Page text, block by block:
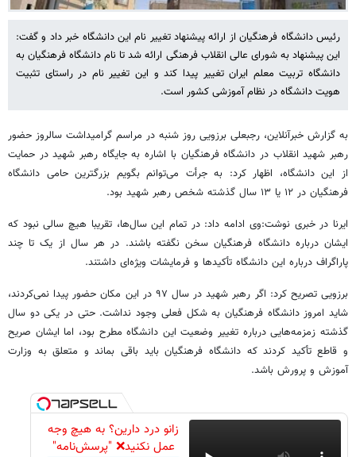
رئیس دانشگاه فرهنگیان از ارائه پیشنهاد تغییر نام این دانشگاه خبر داد و گفت:
این پیشنهاد به شورای عالی انقلاب فرهنگی ارائه شد تا نام دانشگاه فرهنگیان به
دانشگاه تربیت معلم ایران تغییر پیدا کند و این تغییر نام در راستای تثبیت
هویت دانشگاه در نظام آموزشی کشور است.
به گزارش خبرآنلاین، رجبعلی برزویی روز شنبه در مراسم گرامیداشت ‌سالروز حضور
رهبر شهید انقلاب در دانشگاه فرهنگیان با اشاره به جایگاه رهبر شهید در حمایت
از این دانشگاه، اظهار کرد: به جرأت می‌توانم بگویم بزرگترین حامی دانشگاه
فرهنگیان در ۱۲ یا ۱۳ سال گذشته شخص رهبر شهید بود.
ایرنا در خبری نوشت:وی ادامه داد: در تمام این سال‌ها، تقریبا هیچ سالی نبود که
ایشان درباره دانشگاه فرهنگیان سخن نگفته باشند. در هر سال از یک تا چند
پاراگراف درباره این دانشگاه تأکیدها و فرمایشات ویژه‌ای داشتند.
برزویی تصریح کرد: اگر رهبر شهید در سال ۹۷ در این مکان حضور پیدا نمی‌کردند،
شاید امروز دانشگاه فرهنگیان به شکل فعلی وجود نداشت. حتی در یکی دو سال
گذشته زمزمه‌هایی درباره تغییر وضعیت این دانشگاه مطرح بود، اما ایشان صریح
و قاطع تأکید کردند که دانشگاه فرهنگیان باید باقی بماند و متعلق به وزارت
آموزش و پرورش باشد.
زانو درد دارین؟ به هیچ وجه
عمل نکنید❌ "پرسش‌نامه"